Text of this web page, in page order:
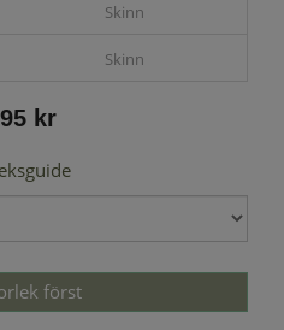
Skinn
Skinn
kr
först